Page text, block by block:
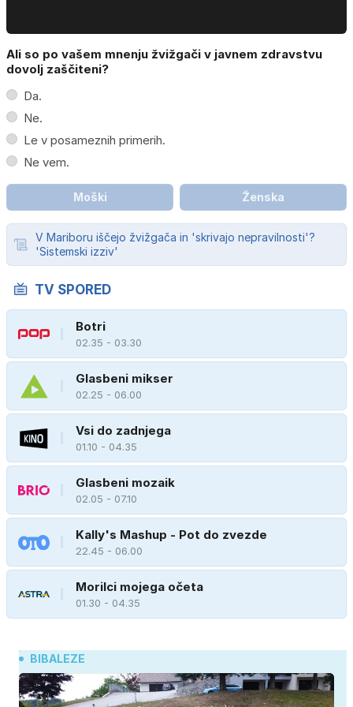
Ali so po vašem mnenju žvižgači v javnem zdravstvu
dovolj zaščiteni?
Da.
Ne.
Le v posameznih primerih.
Ne vem.
Moški Ženska
V Mariboru iščejo žvižgača in 'skrivajo nepravilnosti'?
'Sistemski izziv'
TV SPORED
Botri
02.35 - 03.30
Glasbeni mikser
02.25 - 06.00
Vsi do zadnjega
01.10 - 04.35
Glasbeni mozaik
02.05 - 07.10
Kally's Mashup - Pot do zvezde
22.45 - 06.00
Morilci mojega očeta
01.30 - 04.35
BIBALEZE